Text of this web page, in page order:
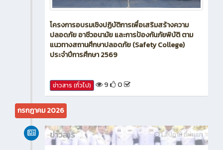
โครงการอบรมเชิงปฏิบัติการเพื่อเสริมสร้างความ
ปลอดภัย อาชีวอนามัย และการป้องกันภัยพิบัติ ตาม
แนวทางสถานศึกษาปลอดภัย (Safety College)
9 0
กรกฎาคม 2026